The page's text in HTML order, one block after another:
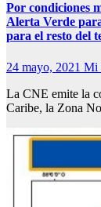
Por condiciones
Alerta Verde
para el resto del
24 mayo, 2021 Mi
La CNE emite la
Caribe, la Zona